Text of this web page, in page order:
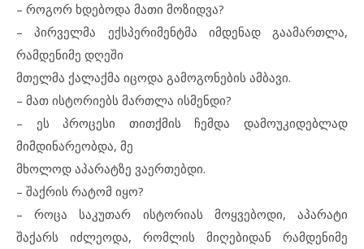
– როგორ ხდებოდა მათი მოზიდვა?
– პირველმა ექსპერიმენტმა იმდენად გაამართლა,
რამდენიმე დღეში
მთელმა ქალაქმა იცოდა გამოგონების ამბავი.
– მათ ისტორიებს მართლა ისმენდი?
– ეს პროცესი თითქმის ჩემდა დამოუკიდებლად
მიმდინარეობდა, მე
მხოლოდ აპარატზე ვაერთებდი.
– შაქრის რატომ იყო?
– როცა საკუთარ ისტორიას მოყვებოდი, აპარატი
შაქარს იძლეოდა, რომლის მიღებიდან რამდენიმე